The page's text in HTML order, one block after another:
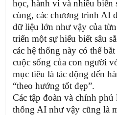
học, hành vi và nhiều biến
cùng, các chương trình AI
dữ liệu lớn như vậy của
triển một sự hiểu biết sâu
các hệ thống này có thể
cuộc sống của con người
mục tiêu là tác động đến
“theo hướng tốt đẹp”.
Các tập đoàn và chính
thống AI như vậy cũng là